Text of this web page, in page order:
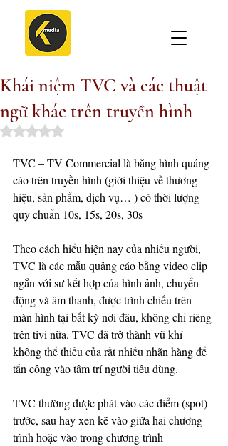
Khái niệm TVC và các thuật
ngữ khác trên truyền hình
Rated NaN out of 5 stars.
TVC – TV Commercial là băng hình quảng
cáo trên truyền hình (giới thiệu về thương
hiệu, sản phẩm, dịch vụ… ) có thời lượng
quy chuẩn 10s, 15s, 20s, 30s
Theo cách hiểu hiện nay của nhiều người,
TVC là các mẫu quảng cáo bằng video clip
ngắn với sự kết hợp của hình ảnh, chuyển
động và âm thanh, được trình chiếu trên
màn hình tại bất kỳ nơi đâu, không chỉ riêng
trên tivi nữa. TVC đã trở thành vũ khí
không thể thiếu của rất nhiều nhãn hàng để
tấn công vào tâm trí người tiêu dùng.
TVC thường được phát vào các điểm (spot)
trước, sau hay xen kẽ vào giữa hai chương
trình hoặc vào trong chương trình